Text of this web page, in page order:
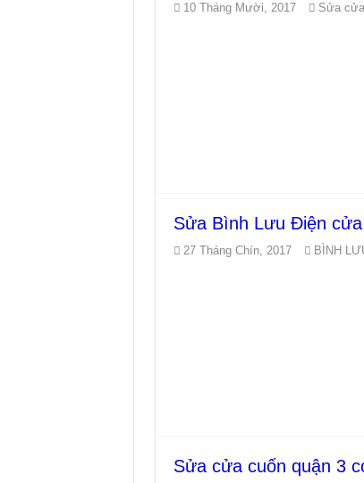
10 Tháng Mười, 2017 Sửa
Sửa Bình Lưu Điện
27 Tháng Chín, 2017 BÌNH
Sửa cửa cuốn quận 3